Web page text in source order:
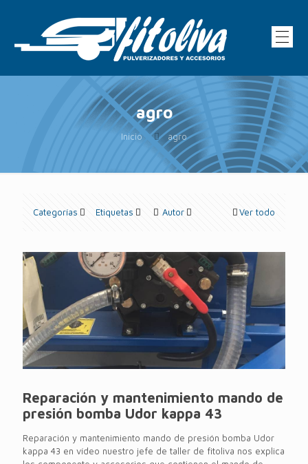
agro
Inicio agro
Categorías Etiquetas Autor Ver todo
Reparación y mantenimiento mando de
presión bomba Udor kappa 43
Reparación y mantenimiento mando de presión bomba Udor
kappa 43 en vídeo nuestro jefe de taller de fitoliva nos explica